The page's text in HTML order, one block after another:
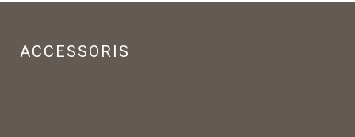
ACCESSORIS